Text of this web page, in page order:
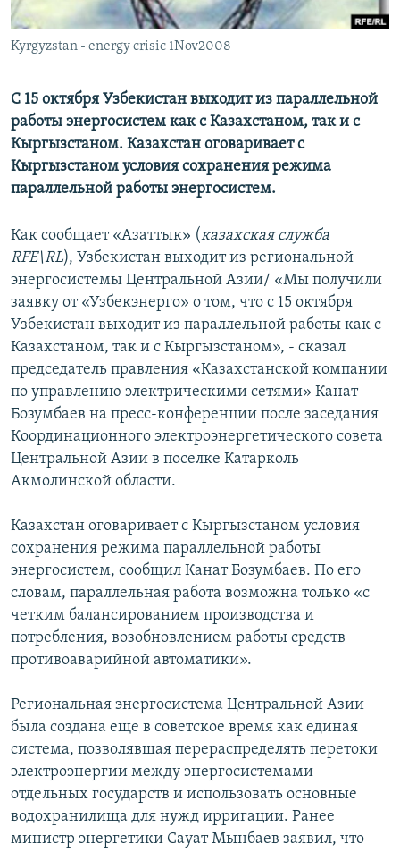
Kyrgyzstan - energy crisic 1Nov2008
С 15 октября Узбекистан выходит из параллельной
работы энергосистем как с Казахстаном, так и с
Кыргызстаном. Казахстан оговаривает с
Кыргызстаном условия сохранения режима
параллельной работы энергосистем.
Как сообщает «Азаттык» (казахская служба
RFE\RL), Узбекистан выходит из региональной
энергосистемы Центральной Азии/ «Мы получили
заявку от «Узбекэнерго» о том, что с 15 октября
Узбекистан выходит из параллельной работы как с
Казахстаном, так и с Кыргызстаном», - сказал
председатель правления «Казахстанской компании
по управлению электрическими сетями» Канат
Бозумбаев на пресс-конференции после заседания
Координационного электроэнергетического совета
Центральной Азии в поселке Катарколь
Акмолинской области.
Казахстан оговаривает с Кыргызстаном условия
сохранения режима параллельной работы
энергосистем, сообщил Канат Бозумбаев. По его
словам, параллельная работа возможна только «с
четким балансированием производства и
потребления, возобновлением работы средств
противоаварийной автоматики».
Региональная энергосистема Центральной Азии
была создана еще в советское время как единая
система, позволявшая перераспределять перетоки
электроэнергии между энергосистемами
отдельных государств и использовать основные
водохранилища для нужд ирригации. Ранее
министр энергетики Сауат Мынбаев заявил, что